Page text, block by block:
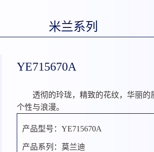
米兰系列
YE715670A
透彻的玲珑，精致的花纹，华丽
个性与浪漫。
产品型号：YE715670A
产品系列：莫兰迪